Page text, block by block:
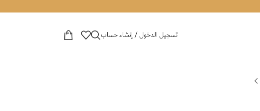
تسجيل الدخول / إنشاء حساب